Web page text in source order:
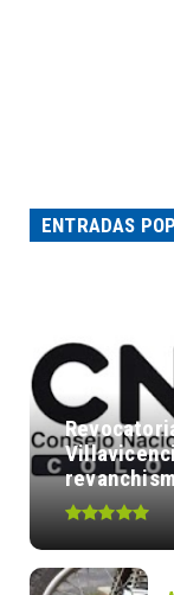
ENTRADAS